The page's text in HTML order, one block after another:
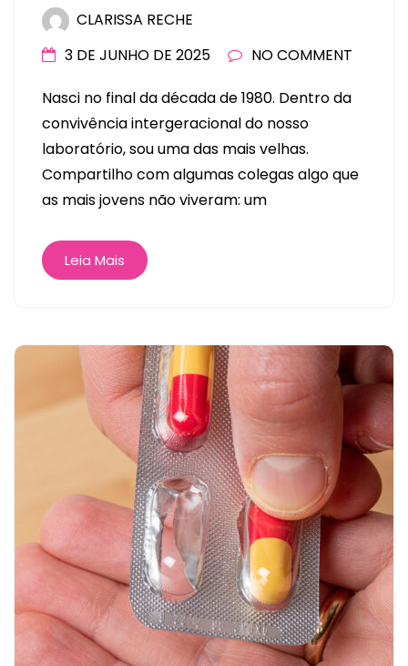
CLARISSA RECHE
3 DE JUNHO DE 2025
NO COMMENT
Nasci no final da década de 1980. Dentro da
convivência intergeracional do nosso
laboratório, sou uma das mais velhas.
Compartilho com algumas colegas algo que
as mais jovens não viveram: um
Leia Mais